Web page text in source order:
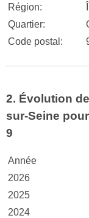
Région:
Quartier:
Code postal:
2. Évolution
sur-Seine
9
Année
2026
2025
2024